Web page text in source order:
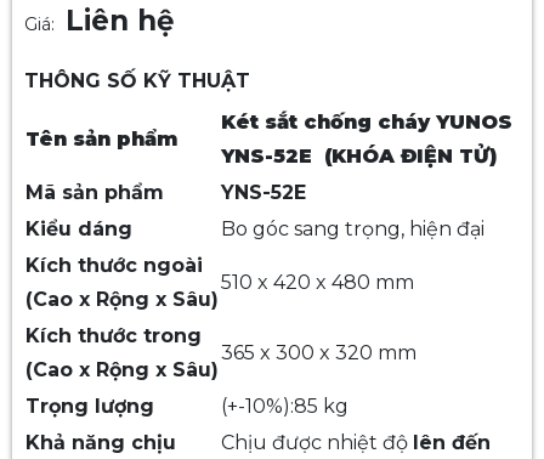
Giá: Liên hệ
THÔNG SỐ KỸ THUẬT
Tên sản phẩm
Két sắt chống cháy YUNOS
YNS-52E (KHÓA ĐIỆN TỬ)
Mã sản phẩm
YNS-52E
Kiểu dáng
Bo góc sang trọng, hiện đại
Kích thước ngoài
(Cao x Rộng x Sâu)
510 x 420 x 480 mm
Kích thước trong
(Cao x Rộng x Sâu)
365 x 300 x 320 mm
Trọng lượng
(+-10%):85 kg
Khả năng chịu
Chịu được nhiệt độ lên đến